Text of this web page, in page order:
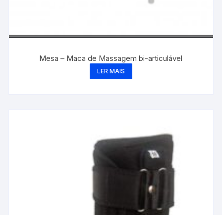
Mesa – Maca de Massagem bi-articulável
LER MAIS